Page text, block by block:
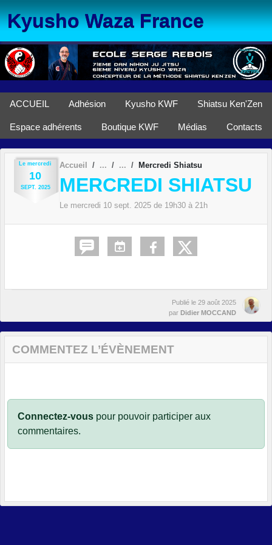
Kyusho Waza France
ACCUEIL Adhésion Kyusho KWF Shiatsu Ken'Zen
Espace adhérents Boutique KWF Médias Contacts
Le mercredi
10
SEPT. 2025
Accueil Mercredi Shiatsu
MERCREDI SHIATSU
Le mercredi 10 sept. 2025 de 19h30 à 21h
Publié le 29 août 2025
par Didier MOCCAND
COMMENTEZ L’ÉVÈNEMENT
Connectez-vous pour pouvoir participer aux
commentaires.